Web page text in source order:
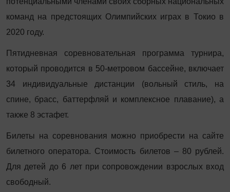
команд на предстоящих Олимпийских играх в Токио в
2020 году.
Пятидневная соревновательная программа турнира,
который проводится в 50-метровом бассейне, включает
34 индивидуальные дистанции (вольный стиль, на
спине, брасс, баттерфляй и комплексное плавание), а
также 8 эстафет.
Билеты на соревнования можно приобрести на сайте
билетного оператора. Стоимость билетов – 80 рублей.
Для детей до 6 лет при сопровождении взрослых вход
свободный.